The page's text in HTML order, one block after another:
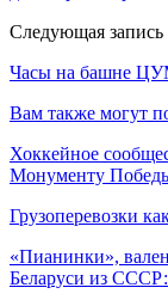
Следующая запись
Часы на башне
Вам также могут
Хоккейное
Монументу
Грузоперевозки
«Пианинки»,
Беларуси из